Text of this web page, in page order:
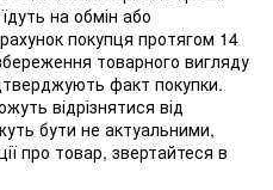
на обмін або
покупця протягом 14
товарного вигляду
факт покупки.
відрізнятися від
бути не актуальними,
про товар, звертайтеся в